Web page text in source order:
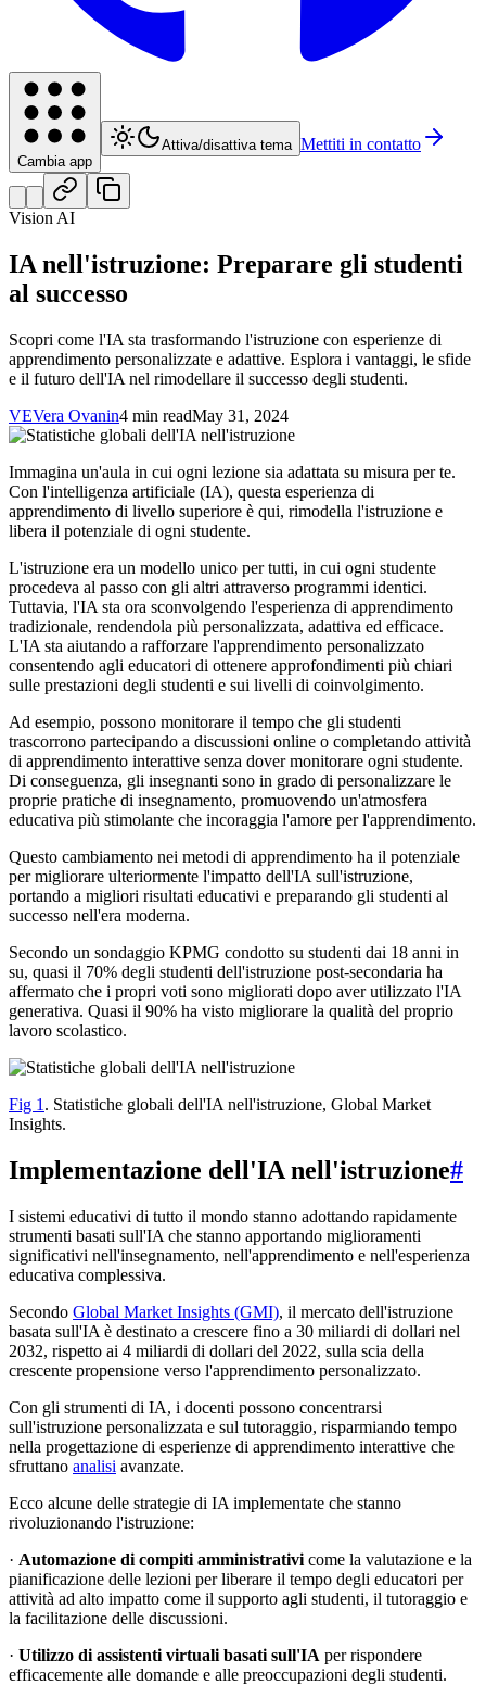
Cambia app
Attiva/disattiva tema Mettiti in contatto
Vision AI
IA nell'istruzione: Preparare gli studenti
al successo
Scopri come l'IA sta trasformando l'istruzione con esperienze di
apprendimento personalizzate e adattive. Esplora i vantaggi, le sfide
e il futuro dell'IA nel rimodellare il successo degli studenti.
VEVera Ovanin4 min readMay 31, 2024
Immagina un'aula in cui ogni lezione sia adattata su misura per te.
Con l'intelligenza artificiale (IA), questa esperienza di
apprendimento di livello superiore è qui, rimodella l'istruzione e
libera il potenziale di ogni studente.
L'istruzione era un modello unico per tutti, in cui ogni studente
procedeva al passo con gli altri attraverso programmi identici.
Tuttavia, l'IA sta ora sconvolgendo l'esperienza di apprendimento
tradizionale, rendendola più personalizzata, adattiva ed efficace.
L'IA sta aiutando a rafforzare l'apprendimento personalizzato
consentendo agli educatori di ottenere approfondimenti più chiari
sulle prestazioni degli studenti e sui livelli di coinvolgimento.
Ad esempio, possono monitorare il tempo che gli studenti
trascorrono partecipando a discussioni online o completando attività
di apprendimento interattive senza dover monitorare ogni studente.
Di conseguenza, gli insegnanti sono in grado di personalizzare le
proprie pratiche di insegnamento, promuovendo un'atmosfera
educativa più stimolante che incoraggia l'amore per l'apprendimento.
Questo cambiamento nei metodi di apprendimento ha il potenziale
per migliorare ulteriormente l'impatto dell'IA sull'istruzione,
portando a migliori risultati educativi e preparando gli studenti al
successo nell'era moderna.
Secondo un sondaggio KPMG condotto su studenti dai 18 anni in
su, quasi il 70% degli studenti dell'istruzione post-secondaria ha
affermato che i propri voti sono migliorati dopo aver utilizzato l'IA
generativa. Quasi il 90% ha visto migliorare la qualità del proprio
lavoro scolastico.
Fig 1 . Statistiche globali dell'IA nell'istruzione, Global Market
Insights.
Implementazione dell'IA nell'istruzione#
I sistemi educativi di tutto il mondo stanno adottando rapidamente
strumenti basati sull'IA che stanno apportando miglioramenti
significativi nell'insegnamento, nell'apprendimento e nell'esperienza
educativa complessiva.
Secondo Global Market Insights (GMI), il mercato dell'istruzione
basata sull'IA è destinato a crescere fino a 30 miliardi di dollari nel
2032, rispetto ai 4 miliardi di dollari del 2022, sulla scia della
crescente propensione verso l'apprendimento personalizzato.
Con gli strumenti di IA, i docenti possono concentrarsi
sull'istruzione personalizzata e sul tutoraggio, risparmiando tempo
nella progettazione di esperienze di apprendimento interattive che
sfruttano analisi avanzate.
Ecco alcune delle strategie di IA implementate che stanno
rivoluzionando l'istruzione:
· Automazione di compiti amministrativi come la valutazione e la
pianificazione delle lezioni per liberare il tempo degli educatori per
attività ad alto impatto come il supporto agli studenti, il tutoraggio e
la facilitazione delle discussioni.
· Utilizzo di assistenti virtuali basati sull'IA per rispondere
efficacemente alle domande e alle preoccupazioni degli studenti.